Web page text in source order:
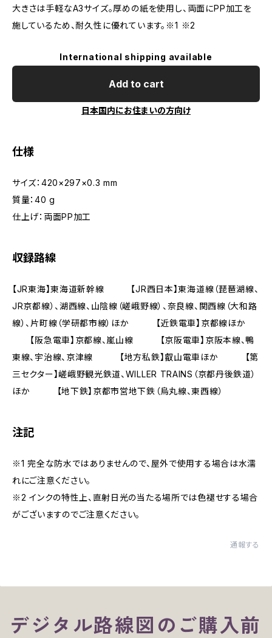
大きさは手軽なA3サイズ。厚めの紙を使用し、両面にPP加工を
施しているため、耐久性に優れています。※1 ※2
International shipping available
Add to cart
日本国内にお住まいの方向け
仕様
サイズ：420×297×0.3 mm
質量：40 g
仕上げ：両面PP加工
収録路線
【JR東海】東海道新幹線 【JR西日本】東海道線（琵琶湖線、
JR京都線）、湖西線、山陰線（嵯峨野線）、奈良線、関西線（大和路
線）、片町線（学研都市線）ほか 【近鉄電車】京都線ほか
【阪急電車】京都線、嵐山線 【京阪電車】京阪本線、鴨
東線、宇治線、京津線 【地方私鉄】叡山電車ほか 【第
三セクター】嵯峨野観光鉄道、WILLER TRAINS（京都丹後鉄道）
ほか 【地下鉄】京都市営地下鉄（烏丸線、東西線）
注記
※1 完全な防水ではありませんので、屋外で使用する場合は水濡
れにご注意ください。
※2 インクの特性上、直射日光の当たる場所では色褪せする場合
がございますのでご注意ください。
通報する
デジタル路線図のご購入前